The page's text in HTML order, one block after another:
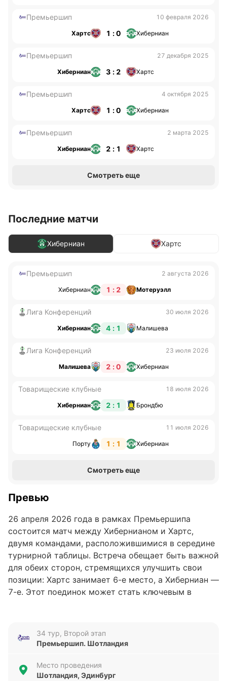
Премьершип 10 февраля 2026
Хартс 1 : 0 Хиберниан
Премьершип 27 декабря 2025
Хиберниан 3 : 2 Хартс
Премьершип 4 октября 2025
Хартс 1 : 0 Хиберниан
Премьершип 2 марта 2025
Хиберниан 2 : 1 Хартс
Смотреть еще
Последние матчи
Хиберниан Хартс
Премьершип 2 августа 2026
Хиберниан 1 : 2 Мотеруэлл
Лига Конференций 30 июля 2026
Хиберниан 4 : 1 Малишева
Лига Конференций 23 июля 2026
Малишева 2 : 0 Хиберниан
Товарищеские клубные 18 июля 2026
Хиберниан 2 : 1 Брондбю
Товарищеские клубные 11 июля 2026
Порту 1 : 1 Хиберниан
Смотреть еще
Превью
26 апреля 2026 года в рамках Премьершипа
состоится матч между Хибернианом и Хартс,
двумя командами, расположившимися в середине
турнирной таблицы. Встреча обещает быть важной
для обеих сторон, стремящихся улучшить свои
позиции: Хартс занимает 6-е место, а Хиберниан —
7-е. Этот поединок может стать ключевым в
Хиберниан демонстрирует стабильность в
общим счётом 8 забитых и 4 пропущенных гола.
34 тур, Второй этап
Премьершип. Шотландия
Место проведения
Шотландия, Эдинбург